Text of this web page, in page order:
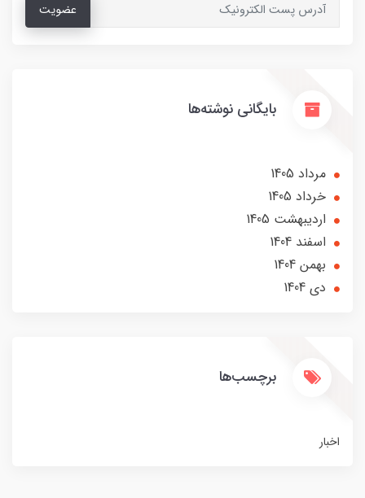
عضویت
بایگانی نوشته‌ها
مرداد 1405
خرداد 1405
ارديبهشت 1405
اسفند 1404
بهمن 1404
دی 1404
برچسب‌ها
اخبار